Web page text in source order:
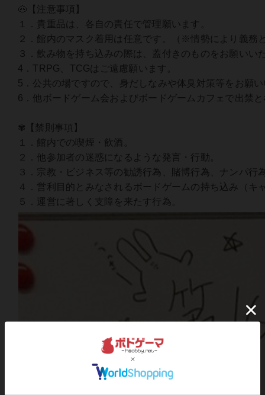
🐽【注意事項】
１．貴重品は、各自の責任で管理願います。
２．館内のマスク着用は任意です。（※情勢により義務
３．飲み物を持ち込みの際は、蓋付きのものをお願いい
4．TRPG、TCGはご遠慮願います。
5．公共の場ですので、身だしなみや体臭対策等をお願
6．他ボードゲーム会およびボードゲームカフェで出禁
✾【禁則事項】
１．館内での喫煙・飲酒。
２．他参加者の迷惑になるような発言・行動。
３．宗教・ビジネス等の勧誘行為、賭博行為、ナンパ行
４．営利目的とみなされるボードゲームの持ち込み（
５．運営に著しく支障を来たす行為。